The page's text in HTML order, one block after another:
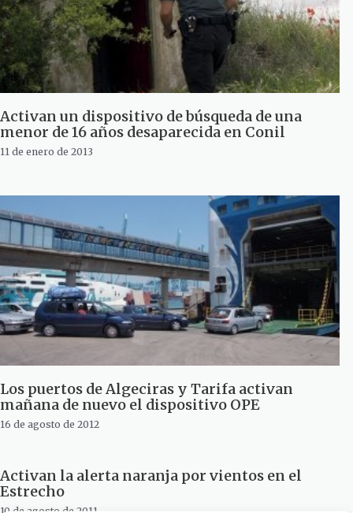
Activan un dispositivo de búsqueda de una
menor de 16 años desaparecida en Conil
11 de enero de 2013
Los puertos de Algeciras y Tarifa activan
mañana de nuevo el dispositivo OPE
16 de agosto de 2012
Activan la alerta naranja por vientos en el
Estrecho